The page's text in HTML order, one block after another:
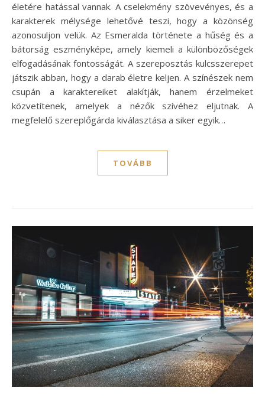
életére hatással vannak. A cselekmény szövevényes, és a
karakterek mélysége lehetővé teszi, hogy a közönség
azonosuljon velük. Az Esmeralda története a hűség és a
bátorság eszményképe, amely kiemeli a különbözőségek
elfogadásának fontosságát. A szereposztás kulcsszerepet
játszik abban, hogy a darab életre keljen. A színészek nem
csupán a karaktereiket alakítják, hanem érzelmeket
közvetítenek, amelyek a nézők szívéhez eljutnak. A
megfelelő szereplőgárda kiválasztása a siker egyik…
TOVÁBB